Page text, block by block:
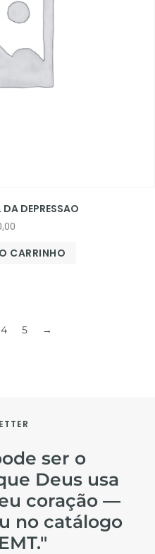
DEPRESSAO
CARRINHO
4 5 →
ser o
Deus usa
coração —
no catálogo